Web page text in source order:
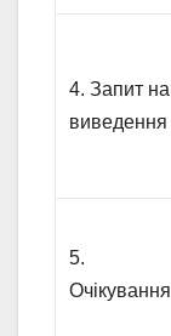
4. Запит на
виведення
5.
Очікування